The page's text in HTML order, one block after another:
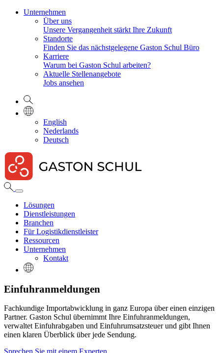
Unternehmen
Über uns
Unsere Vergangenheit stärkt Ihre Zukunft
Standorte
Finden Sie das nächstgelegene Gaston Schul Büro
Karriere
Warum bei Gaston Schul arbeiten?
Aktuelle Stellenangebote
Jobs ansehen
English
Nederlands
Deutsch
Lösungen
Dienstleistungen
Branchen
Für Logistikdienstleister
Ressourcen
Unternehmen
Kontakt
Einfuhranmeldungen
Fachkundige Importabwicklung in ganz Europa über einen einzigen
Partner. Gaston Schul übernimmt Ihre Einfuhranmeldungen,
verwaltet Einfuhrabgaben und Einfuhrumsatzsteuer und gibt Ihnen
einen klaren Überblick über jede Sendung.